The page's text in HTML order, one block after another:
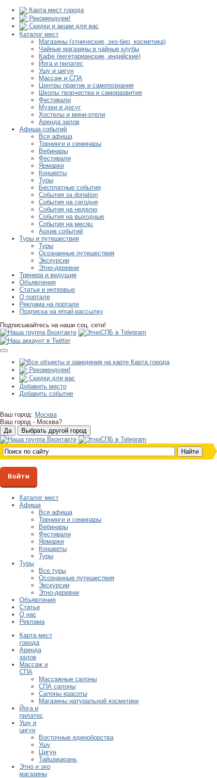
Карта мест города
Рекомендуем!
Скидки и акции для вас
Каталог мест
Магазины (этнические, эко-био, косметика)
Чайные магазины и чайные клубы
Кафе (вегетарианские, индийские)
Йога и пилатес
Ушу и цигун
Массаж и СПА
Центры практик и самопознания
Школы творчества и саморазвития
Фестивали
Музеи и досуг
Хостелы и мини-отели
Аренда залов
Афиша событий
Вся афиша
Тренинги и семинары
Вебинары
Фестивали
Ярмарки
Концерты
Туры
Бесплатные события
События за donation
События на сегодня
События на неделю
События на выходные
События на месяц
Архив событий
Туры и путешествия
Туры
Осознанные путешествия
Экскурсии
Этно-деревни
Тренера и ведущие
Объявления
Статьи и интервью
О портале
Реклама на портале
Подписка на email-рассылку
Подписывайтесь на наши соц. сети!
Карта города
Рекомендуем!
Скидки для вас
Добавить место
Добавить событие
Ваш город: Москва
Ваш город - Москва?
Войти
Каталог мест
Афиша
Вся афиша
Тренинги и семинары
Вебинары
Фестивали
Ярмарки
Концерты
Туры
Туры
Все туры
Осознанные путешествия
Экскурсии
Этно-деревни
Объявления
Статьи
О нас
Реклама
Карта мест
города
Аренда
залов
Массаж и
СПА
Массажные салоны
СПА салоны
Салоны красоты
Магазины натуральной косметики
Йога и
пилатес
Ушу и
цигун
Восточные единоборства
Ушу
Цигун
Тайцзицюань
Этно и эко
магазины